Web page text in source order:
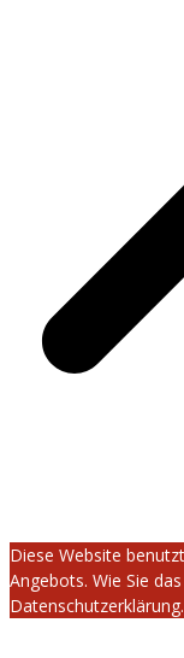
Diese Website
Angebots. Wie Sie
Datenschutzerklärung.